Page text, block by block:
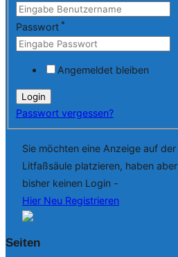
Passwort*
Angemeldet bleiben
Passwort vergessen?
Sie möchten eine Anzeige auf der
Litfaßsäule platzieren, haben aber
bisher keinen Login -
Hier Neu Registrieren
Seiten